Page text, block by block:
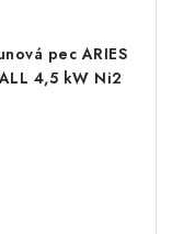
pec ARIES
4,5 kW Ni2